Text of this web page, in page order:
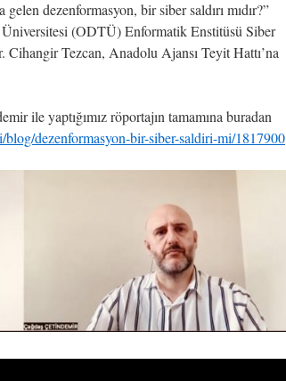
dezenformasyon, bir siber saldırı mıdır?”
(ODTÜ) Enformatik Enstitüsü Siber
Tezcan, Anadolu Ajansı Teyit Hattı’na
ile yaptığımız röportajın tamamına buradan
dezenformasyon-bir-siber-saldiri-mi/1817900